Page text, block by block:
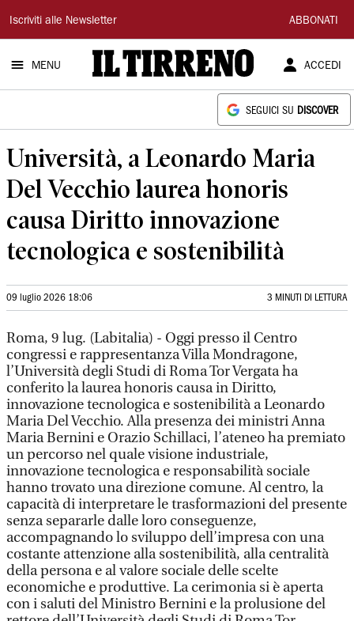
Il
Tirreno
Iscriviti alle Newsletter ABBONATI
MENU ACCEDI
SEGUICI SU DISCOVER
Università, a Leonardo Maria
Del Vecchio laurea honoris
causa Diritto innovazione
tecnologica e sostenibilità
09 luglio 2026 18:06 3 MINUTI DI LETTURA
Roma, 9 lug. (Labitalia) - Oggi presso il Centro
congressi e rappresentanza Villa Mondragone,
l’Università degli Studi di Roma Tor Vergata ha
conferito la laurea honoris causa in Diritto,
innovazione tecnologica e sostenibilità a Leonardo
Maria Del Vecchio. Alla presenza dei ministri Anna
Maria Bernini e Orazio Schillaci, l’ateneo ha premiato
un percorso nel quale visione industriale,
innovazione tecnologica e responsabilità sociale
hanno trovato una direzione comune. Al centro, la
capacità di interpretare le trasformazioni del presente
senza separarle dalle loro conseguenze,
accompagnando lo sviluppo dell’impresa con una
costante attenzione alla sostenibilità, alla centralità
della persona e al valore sociale delle scelte
economiche e produttive. La cerimonia si è aperta
con i saluti del Ministro Bernini e la prolusione del